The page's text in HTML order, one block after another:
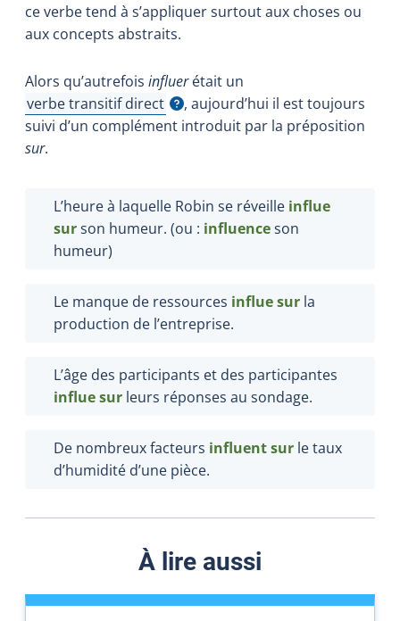
ce verbe tend à s’appliquer surtout aux choses ou
aux concepts abstraits.
Alors qu’autrefois influerétait un
verbe transitif direct
Afficher l'infobulle
, aujourd’hui il est toujours
suivi d’un complément introduit par la préposition
sur.
L’heure à laquelle Robin se réveille influe
surson humeur. (ou : influenceson
humeur)
Le manque de ressources influesur la
production de l’entreprise.
L’âge des participants et des participantes
influesur leurs réponses au sondage.
De nombreux facteurs influentsur le taux
d’humidité d’une pièce.
À lire aussi